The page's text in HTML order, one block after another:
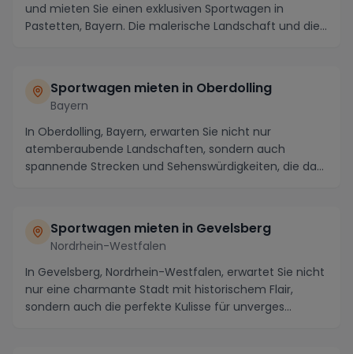
und mieten Sie einen exklusiven Sportwagen in
Pastetten, Bayern. Die malerische Landschaft und die...
Sportwagen mieten in Oberdolling
Bayern
In Oberdolling, Bayern, erwarten Sie nicht nur
atemberaubende Landschaften, sondern auch
spannende Strecken und Sehenswürdigkeiten, die das
Sportwagen mieten in Gevelsberg
Nordrhein-Westfalen
In Gevelsberg, Nordrhein-Westfalen, erwartet Sie nicht
nur eine charmante Stadt mit historischem Flair,
sondern auch die perfekte Kulisse für unverges...